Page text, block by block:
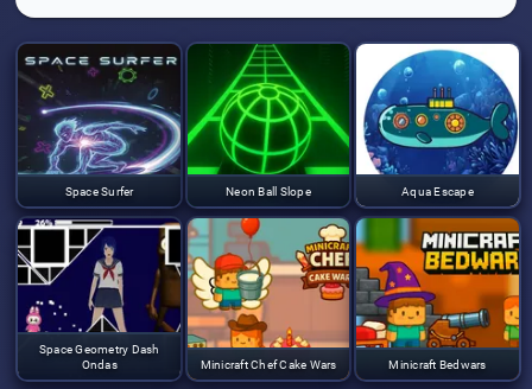
Space Surfer Neon Ball Slope Aqua Escape
Space Geometry Dash
Ondas
Minicraft Chef Cake Wars Minicraft Bedwars